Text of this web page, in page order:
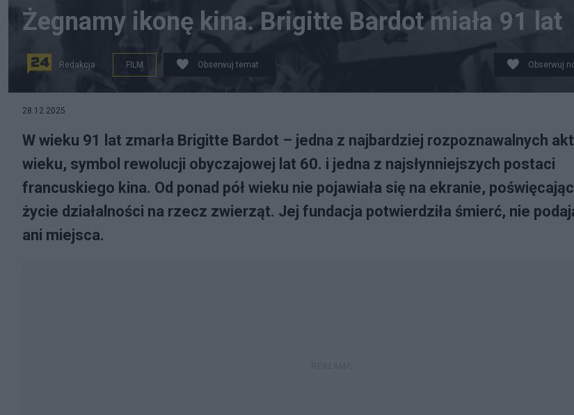
Żegnamy ikonę kina. Brigitte Bardot miała 91 lat
Redakcja FILM Obserwuj temat Obserwuj
28.12.2025
W wieku 91 lat zmarła Brigitte Bardot – jedna z najbardziej rozpoznawalnych
wieku, symbol rewolucji obyczajowej lat 60. i jedna z najsłynniejszych postaci
francuskiego kina. Od ponad pół wieku nie pojawiała się na ekranie,
życie działalności na rzecz zwierząt. Jej fundacja potwierdziła śmierć, nie
ani miejsca.